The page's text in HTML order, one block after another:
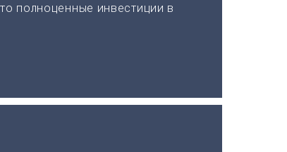
полноценные инвестиции в